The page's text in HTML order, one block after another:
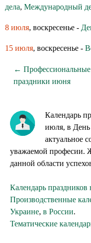
дела, Международный
8 июля, воскресенье -
15 июля, воскресенье -
← Профессиональные
праздники июня
Календарь
июля, в День
актуальное
уважаемой професии.
данной области
Календарь
Производственные
Украине, в России.
Тематические